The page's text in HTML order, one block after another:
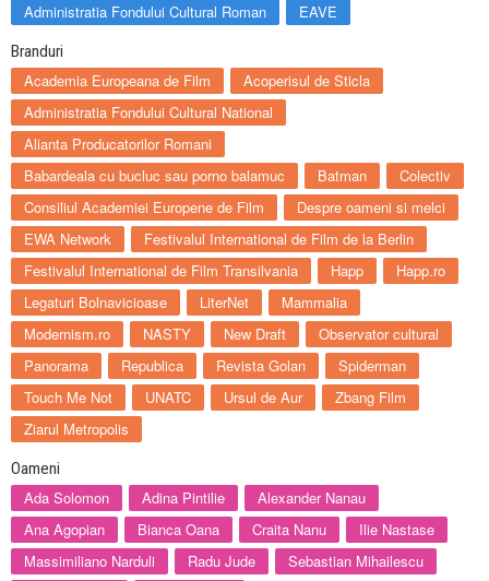
Administratia Fondului Cultural Roman EAVE
Branduri
Academia Europeana de Film
Acoperisul de Sticla
Administratia Fondului Cultural National
Alianta Producatorilor Romani
Babardeala cu bucluc sau porno balamuc
Batman
Colectiv
Consiliul Academiei Europene de Film
Despre oameni si melci
EWA Network
Festivalul International de Film de la Berlin
Festivalul International de Film Transilvania
Happ
Happ.ro
Legaturi Bolnavicioase
LiterNet
Mammalia
Modernism.ro
NASTY New Draft
Observator cultural
Panorama
Republica Revista Golan
Spiderman
Touch Me Not
UNATC Ursul de Aur
Zbang Film
Ziarul Metropolis
Oameni
Ada Solomon Adina Pintilie
Alexander Nanau
Ana Agopian
Bianca Oana Craita Nanu
Ilie Nastase
Massimiliano Narduli
Radu Jude
Sebastian Mihailescu